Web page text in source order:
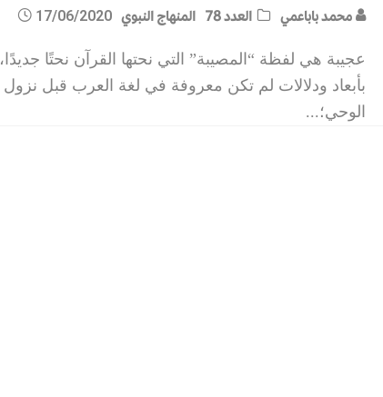
محمد باباعمي العدد 78 المنهاج النبوي 17/06/2020
عجيبة هي لفظة “المصيبة” التي نحتها القرآن نحتًا جديدًا،
بأبعاد ودلالات لم تكن معروفة في لغة العرب قبل نزول
الوحي؛ ...